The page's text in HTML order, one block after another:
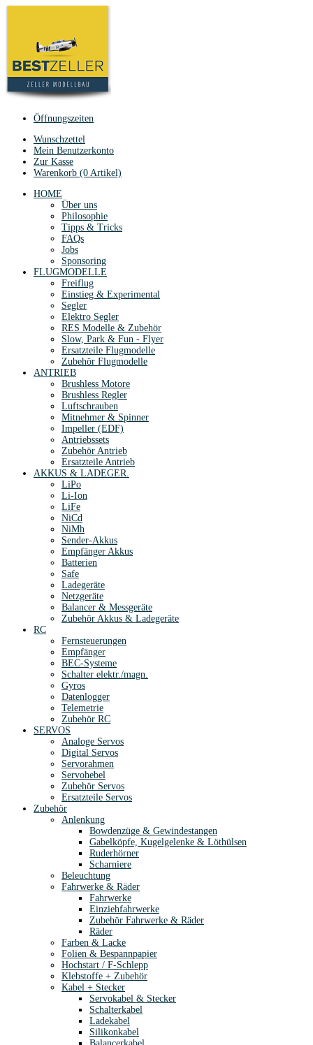
Öffnungszeiten
Wunschzettel
Mein Benutzerkonto
Zur Kasse
Warenkorb (0 Artikel)
HOME
Über uns
Philosophie
Tipps & Tricks
FAQs
Jobs
Sponsoring
FLUGMODELLE
Freiflug
Einstieg & Experimental
Segler
Elektro Segler
RES Modelle & Zubehör
Slow, Park & Fun - Flyer
Ersatzteile Flugmodelle
Zubehör Flugmodelle
ANTRIEB
Brushless Motore
Brushless Regler
Luftschrauben
Mitnehmer & Spinner
Impeller (EDF)
Antriebssets
Zubehör Antrieb
Ersatzteile Antrieb
AKKUS & LADEGER.
LiPo
Li-Ion
LiFe
NiCd
NiMh
Sender-Akkus
Empfänger Akkus
Batterien
Safe
Ladegeräte
Netzgeräte
Balancer & Messgeräte
Zubehör Akkus & Ladegeräte
RC
Fernsteuerungen
Empfänger
BEC-Systeme
Schalter elektr./magn.
Gyros
Datenlogger
Telemetrie
Zubehör RC
SERVOS
Analoge Servos
Digital Servos
Servorahmen
Servohebel
Zubehör Servos
Ersatzteile Servos
Zubehör
Anlenkung
Bowdenzüge & Gewindestangen
Gabelköpfe, Kugelgelenke & Löthülsen
Ruderhörner
Scharniere
Beleuchtung
Fahrwerke & Räder
Fahrwerke
Einziehfahrwerke
Zubehör Fahrwerke & Räder
Räder
Farben & Lacke
Folien & Bespannpapier
Hochstart / F-Schlepp
Klebstoffe + Zubehör
Kabel + Stecker
Servokabel & Stecker
Schalterkabel
Ladekabel
Silikonkabel